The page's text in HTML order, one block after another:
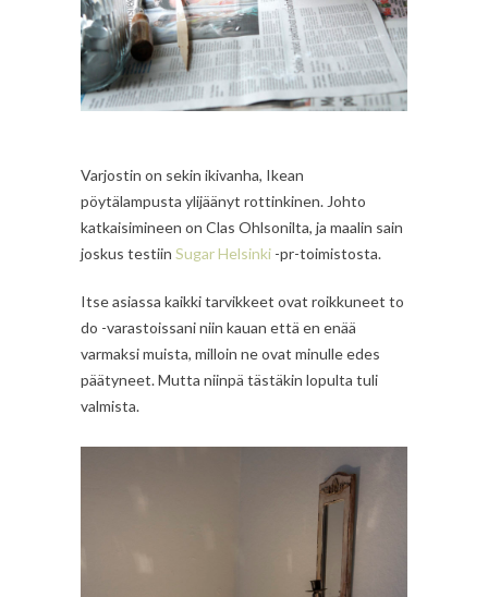
Varjostin on sekin ikivanha, Ikean
pöytälampusta ylijäänyt rottinkinen. Johto
katkaisimineen on Clas Ohlsonilta, ja maalin sain
joskus testiin Sugar Helsinki -pr-toimistosta.
Itse asiassa kaikki tarvikkeet ovat roikkuneet to
do -varastoissani niin kauan että en enää
varmaksi muista, milloin ne ovat minulle edes
päätyneet. Mutta niinpä tästäkin lopulta tuli
valmista.